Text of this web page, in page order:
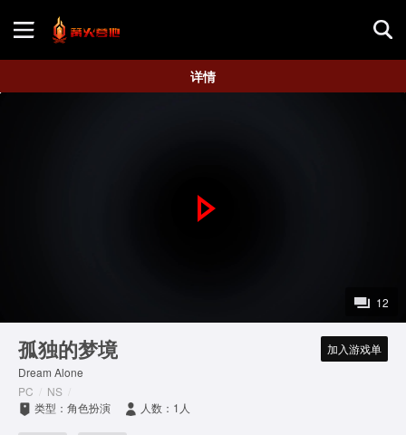
详情
P
12
孤独的梦境
Dream Alone
PC
NS
加入游戏单
类型：角色扮演 人数：1人